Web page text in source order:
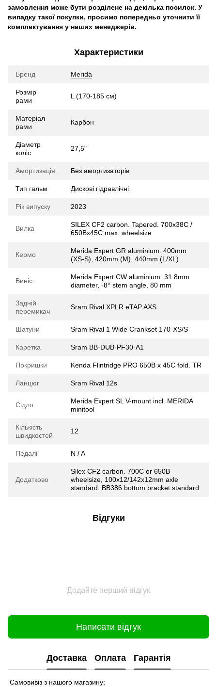
замовлення може бути розділене на декілька посилок. У
випадку такої покупки, просимо попередньо уточнити її
комплектування у наших менеджерів.
Характеристики
Бренд Merida
Розмір
рами
L (170-185 см)
Матеріал
рами
Карбон
Діаметр
коліс
27,5"
Амортизація Без амортизаторів
Тип гальм Дискові гідравлічні
Рік випуску 2023
Вилка
SILEX CF2 carbon. Tapered. 700x38C /
650Bx45C max. wheelsize
Кермо
Merida Expert GR aluminium. 400mm
(XS-S), 420mm (M), 440mm (L/XL)
Виніс
Merida Expert CW aluminium. 31.8mm
diameter, -8° stem angle, 80 mm
Задній
перемикач
Sram Rival XPLR eTAP AXS
Шатуни Sram Rival 1 Wide Crankset 170-XS/S
Каретка Sram BB-DUB-PF30-A1
Покришки Kenda Flintridge PRO 650B x 45C fold. TR
Ланцюг Sram Rival 12s
Сідло
Merida Expert SL V-mount incl. MERIDA
minitool
Кількість
швидкостей
12
Педалі N / A
Додатково
Silex CF2 carbon. 700C or 650B
wheelsize, 100x12/142x12mm axle
standard. BB386 bottom bracket standard
Відгуки
Додайте перший відгук
Написати відгук
Доставка Оплата Гарантія
Самовивіз з нашого магазину;